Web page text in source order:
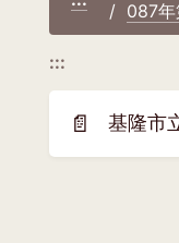
087
:::
📄 基隆市
(另
開